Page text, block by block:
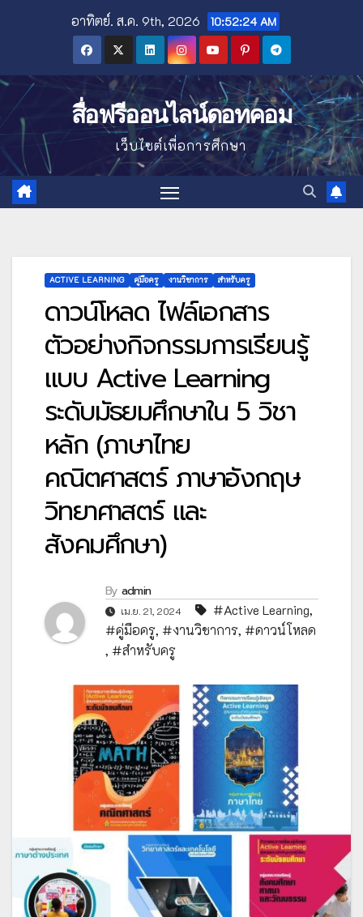
อาทิตย์. ส.ค. 9th, 2026 10:52:26 AM
สื่อฟรีออนไลน์ดอทคอม
เว็บไซต์เพื่อการศึกษา
ACTIVE LEARNING คู่มือครู งานวิชาการ สำหรับครู
ดาวน์โหลด ไฟล์เอกสาร
ตัวอย่างกิจกรรมการเรียนรู้
แบบ Active Learning
ระดับมัธยมศึกษาใน 5 วิชา
หลัก (ภาษาไทย
คณิตศาสตร์ ภาษาอังกฤษ
วิทยาศาสตร์ และ
สังคมศึกษา)
By admin
เม.ย. 21, 2024 #Active Learning,
#คู่มือครู, #งานวิชาการ, #ดาวน์โหลด
, #สำหรับครู